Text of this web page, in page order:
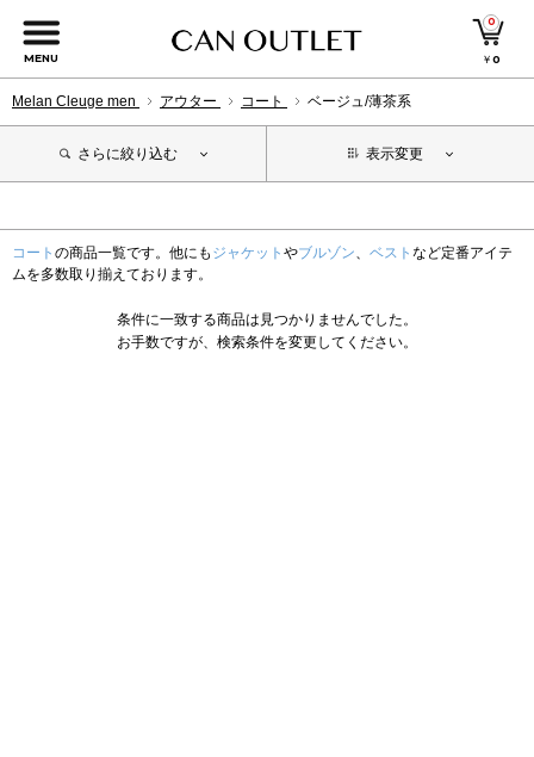
MENU
0
￥0
Melan Cleuge men アウター コート ベージュ/薄茶系
さらに絞り込む 表示変更
コート の商品一覧です。他にも ジャケット やブルゾン、 ベスト など定番アイテ
ムを多数取り揃えております。
条件に一致する商品は見つかりませんでした。
お手数ですが、検索条件を変更してください。